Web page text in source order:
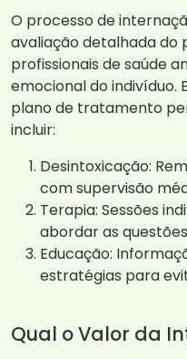
O processo de
avaliação detalhada do
profissionais de saúde
emocional do indivíduo.
plano de tratamento
incluir:
Desintoxicação:
com supervisão
Terapia: Sessões
abordar as
Educação:
estratégias para
Qual o Valor da